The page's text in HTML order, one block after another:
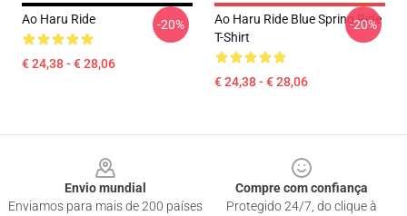
Ao Haru Ride
€ 24,38 - € 28,06
-20%
Ao Haru Ride Blue Spring Ride
T-Shirt
€ 24,38 - € 28,06
-20%
Envio mundial
Enviamos para mais de 200 países
Compre com confiança
Protegido 24/7, do clique à